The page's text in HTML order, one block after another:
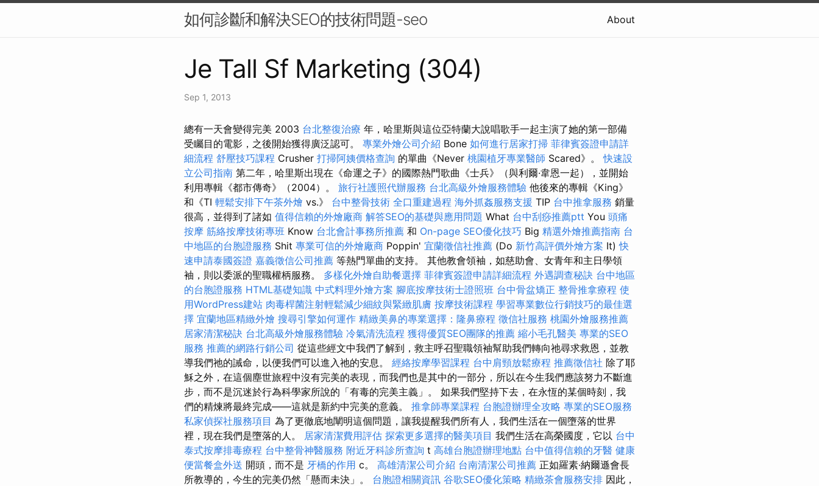
如何診斷和解決SEO的技術問題-seo About
Je Tall Sf Marketing (304)
Sep 1, 2013
總有一天會變得完美 2003 台北整復治療 年，哈里斯與這位亞特蘭大說唱歌手一起主演了她的第一部備
受矚目的電影，之後開始獲得廣泛認可。 專業外燴公司介紹 Bone 如何進行居家打掃 菲律賓簽證申請詳
細流程 舒壓技巧課程 Crusher 打掃阿姨價格查詢 的單曲《Never 桃園植牙專業醫師 Scared》。快速設
立公司指南 第二年，哈里斯出現在《命運之子》的國際熱門歌曲《士兵》（與利爾·韋恩一起），並開始
利用專輯《都市傳奇》（2004）。 旅行社護照代辦服務 台北高級外燴服務體驗 他後來的專輯《King》
和《TI 輕鬆安排下午茶外燴 vs.》 台中整骨技術 全口重建過程 海外抓姦服務支援 TIP 台中推拿服務 銷量
很高，並得到了諸如 值得信賴的外燴廠商 解答SEO的基礎與應用問題 What 台中刮痧推薦ptt You 頭痛
按摩 筋絡按摩技術專班 Know 台北會計事務所推薦 和 On-page SEO優化技巧 Big 精選外燴推薦指南 台
中地區的台胞證服務 Shit 專業可信的外燴廠商 Poppin' 宜蘭徵信社推薦 (Do 新竹高評價外燴方案 It)快
速申請泰國簽證 嘉義徵信公司推薦 等熱門單曲的支持。 其他教會領袖，如慈助會、女青年和主日學領
袖，則以委派的聖職權柄服務。 多樣化外燴自助餐選擇 菲律賓簽證申請詳細流程 外遇調查秘訣 台中地區
的台胞證服務 HTML基礎知識 中式料理外燴方案 腳底按摩技術士證照班 台中骨盆矯正 整骨推拿療程 使
用WordPress建站 肉毒桿菌注射輕鬆減少細紋與緊緻肌膚 按摩技術課程 學習專業數位行銷技巧的最佳選
擇 宜蘭地區精緻外燴 搜尋引擎如何運作 精緻美鼻的專業選擇：隆鼻療程 徵信社服務 桃園外燴服務推薦
居家清潔秘訣 台北高級外燴服務體驗 冷氣清洗流程 獲得優質SEO團隊的推薦 縮小毛孔醫美 專業的SEO
服務 推薦的網路行銷公司 從這些經文中我們了解到，救主呼召聖職領袖幫助我們轉向祂尋求救恩，並教
導我們祂的誡命，以便我們可以進入祂的安息。 經絡按摩學習課程 台中肩頸放鬆療程 推薦徵信社 除了耶
穌之外，在這個塵世旅程中沒有完美的表現，而我們也是其中的一部分，所以在今生我們應該努力不斷進
步，而不是沉迷於行為科學家所說的「有毒的完美主義」。 如果我們堅持下去，在永恆的某個時刻，我
們的精煉將最終完成——這就是新約中完美的意義。 推拿師專業課程 台胞證辦理全攻略 專業的SEO服務
私家偵探社服務項目 為了更徹底地闡明這個問題，讓我提醒我們所有人，我們生活在一個墮落的世界
裡，現在我們是墮落的人。 居家清潔費用評估 探索更多選擇的醫美項目 我們生活在高榮國度，它以 台中
泰式按摩排毒療程 台中整骨神醫服務 附近牙科診所查詢 t 高雄台胞證辦理地點 台中值得信賴的牙醫 健康
便當餐盒外送 開頭，而不是 牙橋的作用 c。 高雄清潔公司介紹 台南清潔公司推薦 正如羅素·納爾遜會長
所教導的，今生的完美仍然「懸而未決」。 台胞證相關資訊 谷歌SEO優化策略 精緻茶會服務安排 因此，